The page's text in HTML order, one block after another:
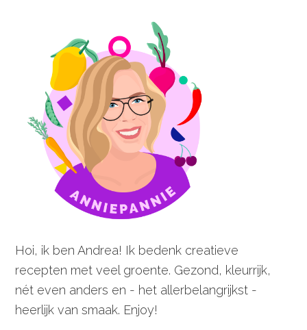
Hoi, ik ben Andrea! Ik bedenk creatieve
recepten met veel groente. Gezond, kleurrijk,
nét even anders en - het allerbelangrijkst -
heerlijk van smaak. Enjoy!